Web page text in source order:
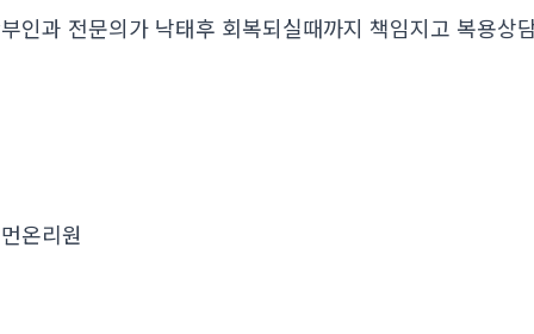
인과 전문의가 낙태후 회복되실때까지 책임지고 복용상
온리원